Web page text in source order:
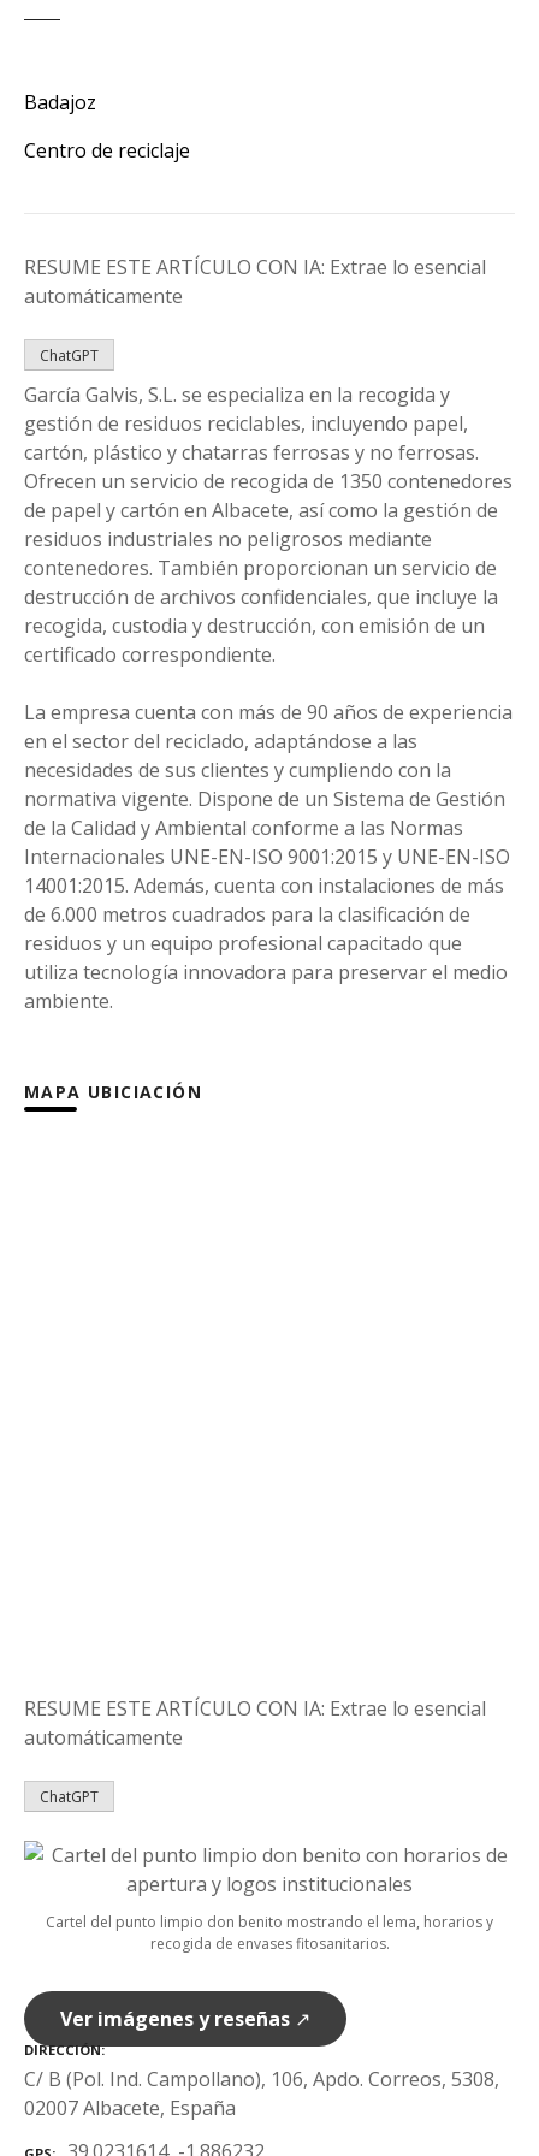
Badajoz
Centro de reciclaje
RESUME ESTE ARTÍCULO CON IA: Extrae lo esencial
automáticamente
ChatGPT
García Galvis, S.L. se especializa en la recogida y
gestión de residuos reciclables, incluyendo papel,
cartón, plástico y chatarras ferrosas y no ferrosas.
Ofrecen un servicio de recogida de 1350 contenedores
de papel y cartón en Albacete, así como la gestión de
residuos industriales no peligrosos mediante
contenedores. También proporcionan un servicio de
destrucción de archivos confidenciales, que incluye la
recogida, custodia y destrucción, con emisión de un
certificado correspondiente.
La empresa cuenta con más de 90 años de experiencia
en el sector del reciclado, adaptándose a las
necesidades de sus clientes y cumpliendo con la
normativa vigente. Dispone de un Sistema de Gestión
de la Calidad y Ambiental conforme a las Normas
Internacionales UNE-EN-ISO 9001:2015 y UNE-EN-ISO
14001:2015. Además, cuenta con instalaciones de más
de 6.000 metros cuadrados para la clasificación de
residuos y un equipo profesional capacitado que
utiliza tecnología innovadora para preservar el medio
ambiente.
MAPA UBICIACIÓN
RESUME ESTE ARTÍCULO CON IA: Extrae lo esencial
automáticamente
ChatGPT
Cartel del punto limpio don benito mostrando el lema, horarios y
recogida de envases fitosanitarios.
Ver imágenes y reseñas ↗
DIRECCIÓN
C/ B (Pol. Ind. Campollano), 106, Apdo. Correos, 5308,
02007 Albacete, España